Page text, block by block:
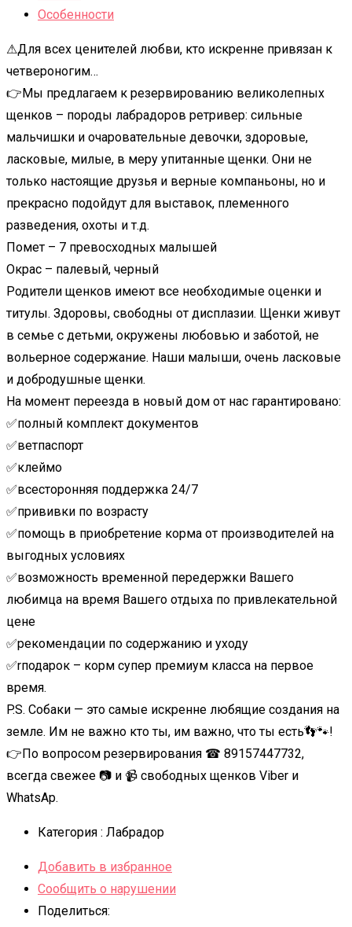
Особенности
⚠Для всех ценителей любви, кто искренне привязан к
четвероногим…
👉Мы предлагаем к резервированию великолепных
щенков – породы лабрадоров ретривер: сильные
мальчишки и очаровательные девочки, здоровые,
ласковые, милые, в меру упитанные щенки. Они не
только настоящие друзья и верные компаньоны, но и
прекрасно подойдут для выставок, племенного
разведения, охоты и т.д.
Помет – 7 превосходных малышей
Окрас – палевый, черный
Родители щенков имеют все необходимые оценки и
титулы. Здоровы, свободны от дисплазии. Щенки живут
в семье с детьми, окружены любовью и заботой, не
вольерное содержание. Наши малыши, очень ласковые
и добродушные щенки.
На момент переезда в новый дом от нас гарантировано:
✅полный комплект документов
✅ветпаспорт
✅клеймо
✅всесторонняя поддержка 24/7
✅прививки по возрасту
✅помощь в приобретение корма от производителей на
выгодных условиях
✅возможность временной передержки Вашего
любимца на время Вашего отдыха по привлекательной
цене
✅рекомендации по содержанию и уходу
✅rподарок – корм супер премиум класса на первое
время.
P.S. Собаки — это самые искренне любящие создания на
земле. Им не важно кто ты, им важно, что ты есть👣🐾!
👉По вопросом резервирования ☎ 89157447732,
всегда свежее 📷 и 📹 свободных щенков Viber и
WhatsAp.
Категория : Лабрадор
Добавить в избранное
Сообщить о нарушении
Поделиться: